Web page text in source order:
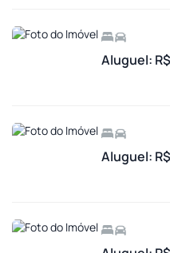
Aluguel:
Aluguel: